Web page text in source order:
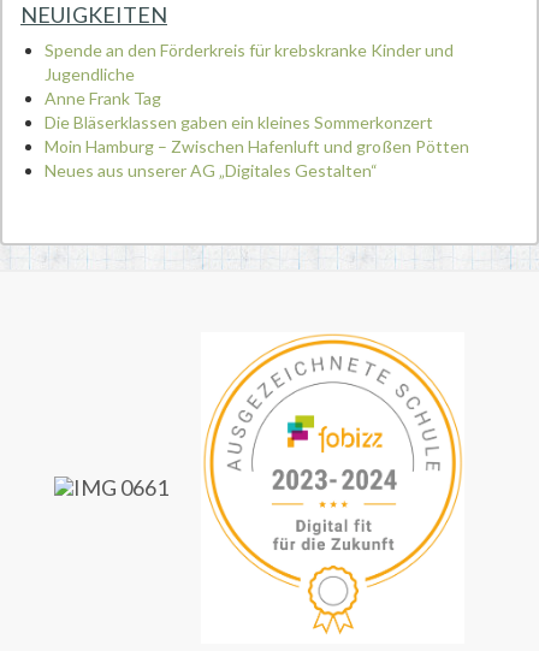
NEUIGKEITEN
Spende an den Förderkreis für krebskranke Kinder und
Jugendliche
Anne Frank Tag
Die Bläserklassen gaben ein kleines Sommerkonzert
Moin Hamburg – Zwischen Hafenluft und großen Pötten
Neues aus unserer AG „Digitales Gestalten“